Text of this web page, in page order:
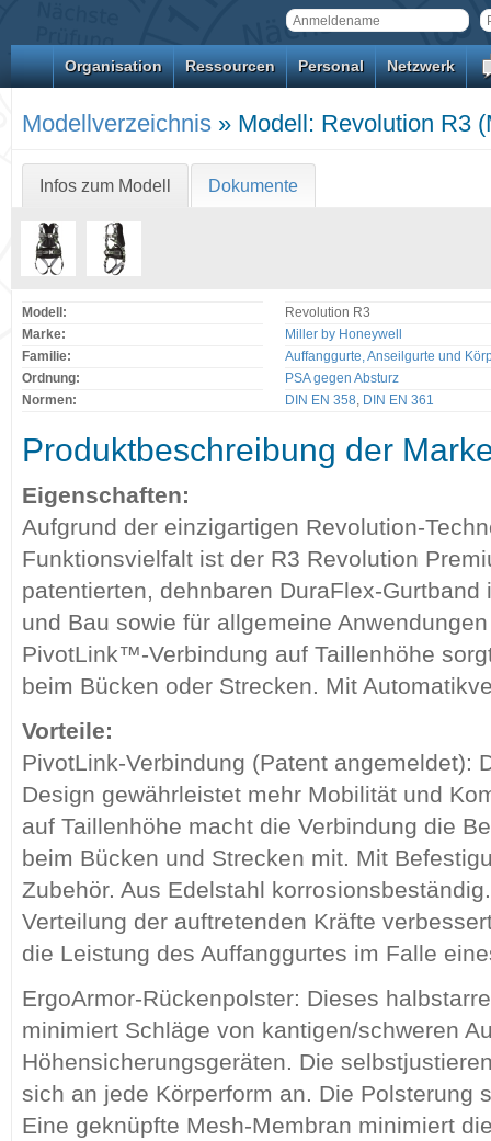
Organisation Ressourcen Personal Netzwerk
Modellverzeichnis » Modell: Revolution R3
Infos zum Modell Dokumente
Modell:
Revolution R3
Marke:
Miller by Honeywell
Familie:
Auffanggurte, Anseilgurte und
Ordnung:
PSA gegen Absturz
Normen:
DIN EN 358, DIN EN 361
Produktbeschreibung der
Eigenschaften:
Aufgrund der einzigartigen Revolution-
Funktionsvielfalt ist der R3 Revolution
patentierten, dehnbaren DuraFlex-
und Bau sowie für allgemeine
PivotLink™-Verbindung auf Taillenhöhe
beim Bücken oder Strecken. Mit
Vorteile:
PivotLink-Verbindung (Patent angemeldet):
Design gewährleistet mehr Mobilität und
auf Taillenhöhe macht die Verbindung die
beim Bücken und Strecken mit. Mit
Zubehör. Aus Edelstahl
Verteilung der auftretenden Kräfte
die Leistung des Auffanggurtes im Falle
ErgoArmor-Rückenpolster: Dieses
minimiert Schläge von kantigen/schweren
Höhensicherungsgeräten. Die
sich an jede Körperform an. Die Polsterung
Eine geknüpfte Mesh-Membran minimiert